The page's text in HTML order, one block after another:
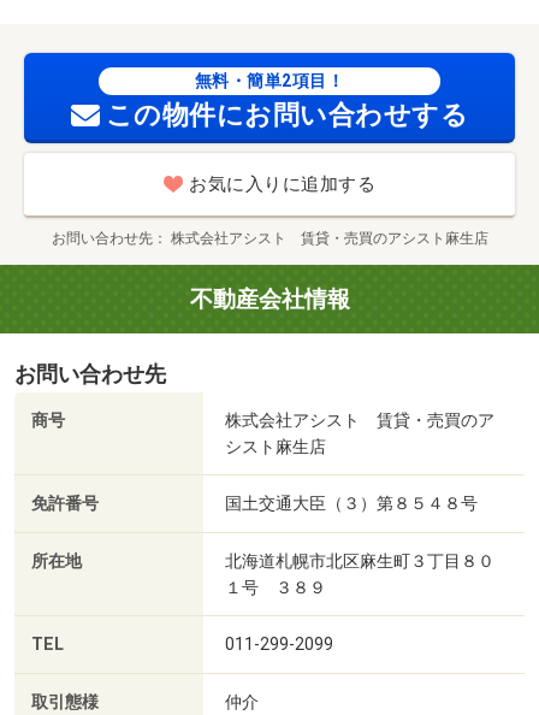
無料・簡単2項目！
この物件にお問い合わせする
お気に入りに追加する
お問い合わせ先 株式会社アシスト 賃貸・売買のアシスト麻生店
不動産会社情報
お問い合わせ先
商号
株式会社アシスト 賃貸・売買のア
シスト麻生店
免許番号 国土交通大臣（３）第８５４８号
所在地
北海道札幌市北区麻生町３丁目８０
１号 ３８９
TEL 011-299-2099
取引態様 仲介